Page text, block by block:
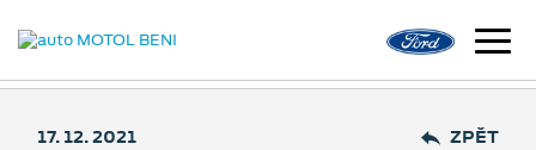
17. 12. 2021 ZPĚT